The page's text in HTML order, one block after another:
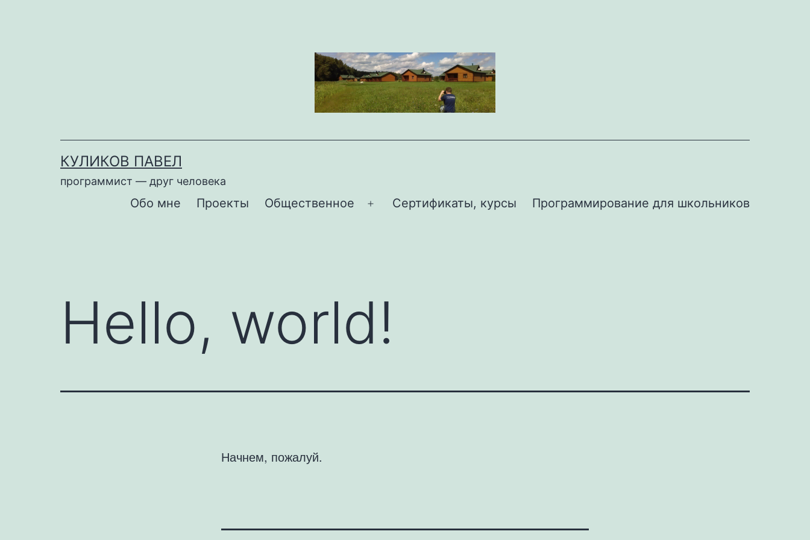
КУЛИКОВ ПАВЕЛ
программист — друг человека
Обо мне Проекты Общественное ОткрытьСертификаты, курсы Программирование для школьников
Hello, world!
Начнем, пожалуй.